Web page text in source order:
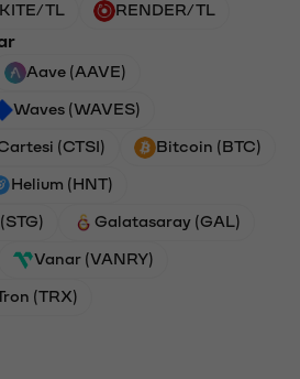
KITE/TL RENDER/TL
Aave (AAVE)
Waves (WAVES)
(CTSI) Bitcoin (BTC)
Helium (HNT)
Galatasaray (GAL)
Vanar (VANRY)
(TRX)